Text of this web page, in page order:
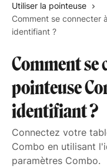
Utiliser la pointeuse
Comment se connecter
identifiant ?
Comment se
pointeuse
identifiant ?
Connectez votre
Combo en utilisant
paramètres Combo.